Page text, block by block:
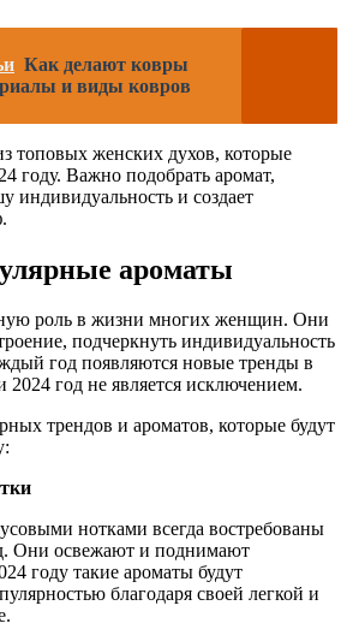
Как делают ковры
и виды ковров
топовых женских духов, которые
году. Важно подобрать аромат,
индивидуальность и создает
ароматы
роль в жизни многих женщин. Они
подчеркнуть индивидуальность
год появляются новые тренды в
год не является исключением.
трендов и ароматов, которые будут
нотками всегда востребованы
Они освежают и поднимают
году такие ароматы будут
благодаря своей легкой и